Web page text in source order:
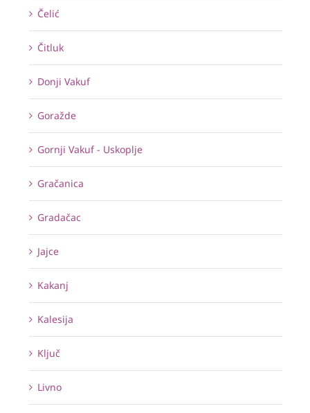
Čelić
Čitluk
Donji Vakuf
Goražde
Gornji Vakuf - Uskoplje
Gračanica
Gradačac
Jajce
Kakanj
Kalesija
Ključ
Livno